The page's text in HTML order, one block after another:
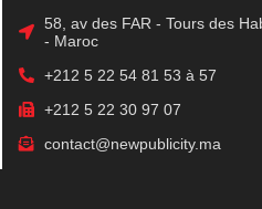
58, av des FAR - Tours des
- Maroc
+212 5 22 54 81 53 à 57
+212 5 22 30 97 07
contact@newpublicity.ma